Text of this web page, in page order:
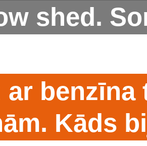
shed.
ar benzīna
Kāds